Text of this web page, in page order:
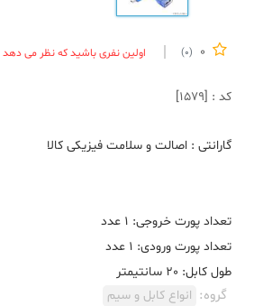
0
(0) اولین نفری باشید که نظر می دهد
کد : [1579]
طول کابل: 20 سانتیمتر
گروه: انواع کابل و سیم